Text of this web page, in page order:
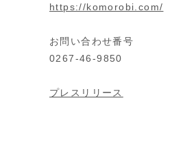
https://komorobi.com/
お問い合わせ番号
0267-46-9850
プレスリリース